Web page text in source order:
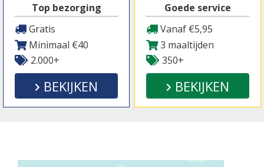
Top bezorging
Gratis
Minimaal €40
2.000+
BEKIJKEN
Goede service
Vanaf €5,95
3 maaltijden
350+
BEKIJKEN